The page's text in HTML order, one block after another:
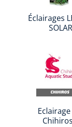
Éclairages
SOLAR